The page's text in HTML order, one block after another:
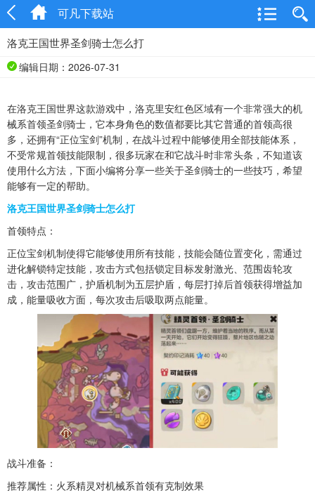
可凡下载站
洛克王国世界圣剑骑士怎么打
编辑日期：2026-07-31
在洛克王国世界这款游戏中，洛克里安红色区域有一个非常强大的机
械系首领圣剑骑士，它本身角色的数值都要比其它普通的首领高很
多，还拥有“正位宝剑”机制，在战斗过程中能够使用全部技能体系，
不受常规首领技能限制，很多玩家在和它战斗时非常头条，不知道该
使用什么方法，下面小编将分享一些关于圣剑骑士的一些技巧，希望
能够有一定的帮助。
洛克王国世界圣剑骑士怎么打
首领特点：
正位宝剑机制使得它能够使用所有技能，技能会随位置变化，需通过
进化解锁特定技能，攻击方式包括锁定目标发射激光、范围齿轮攻
击，攻击范围广，护盾机制为五层护盾，每层打掉后首领获得增益加
成，能量吸收方面，每次攻击后吸取两点能量。
战斗准备：
推荐属性：火系精灵对机械系首领有克制效果